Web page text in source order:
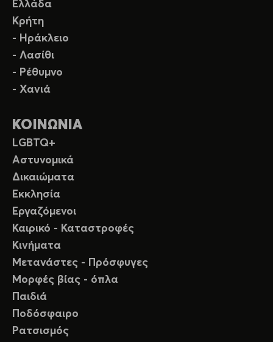
Ελλάδα
Κρήτη
- Ηράκλειο
- Λασίθι
- Ρέθυμνο
- Χανιά
ΚΟΙΝΩΝΙΑ
LGBTQ+
Αστυνομικά
Δικαιώματα
Εκκλησία
Εργαζόμενοι
Καιρικό - Καταστροφές
Κινήματα
Μετανάστες - Πρόσφυγες
Μορφές βίας - όπλα
Παιδιά
Ποδόσφαιρο
Ρατσισμός